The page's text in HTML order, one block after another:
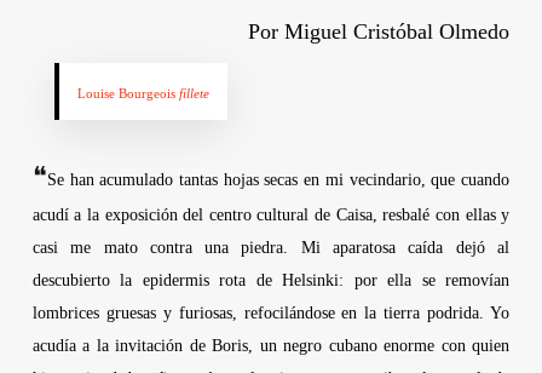
PorMiguel Cristóbal Olmedo
Louise Bourgeois fillete
❝Se han acumulado tantas hojas secas en mi vecindario, que cuando
acudí a la exposición del centro cultural de Caisa, resbalé con ellas y
casi me mato contra una piedra. Mi aparatosa caída dejó al
descubierto la epidermis rota de Helsinki: por ella se removían
lombrices gruesas y furiosas, refocilándose en la tierra podrida. Yo
acudía a la invitación de Boris, un negro cubano enorme con quien